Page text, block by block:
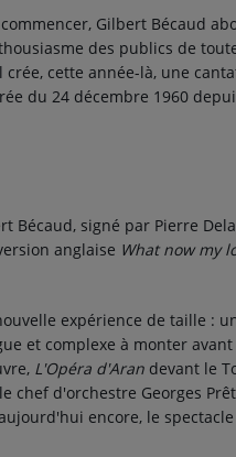
Gilbert Bécaud
des publics de
cette année-là, une
du 24 décembre 1960
Bécaud, signé par Pierre
anglaise What now my
expérience de taille :
et complexe à monter
L'Opéra d'Aran devant le
chef d'orchestre Georges
encore, le